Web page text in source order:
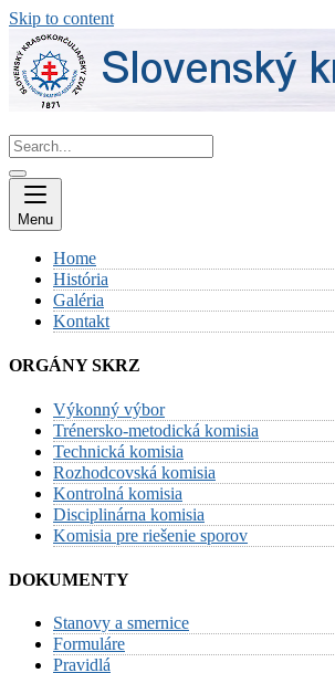
Skip to content
Menu
Home
História
Galéria
Kontakt
ORGÁNY SKRZ
Výkonný výbor
Trénersko-metodická komisia
Technická komisia
Rozhodcovská komisia
Kontrolná komisia
Disciplinárna komisia
Komisia pre riešenie sporov
DOKUMENTY
Stanovy a smernice
Formuláre
Pravidlá